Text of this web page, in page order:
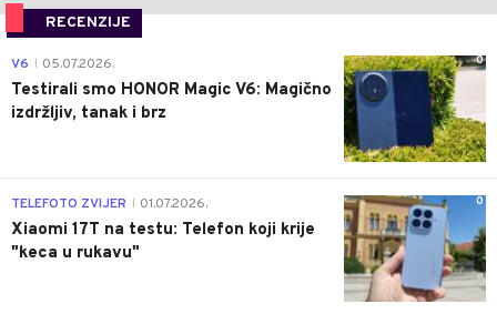
RECENZIJE
0
V6 05.07.2026.
Testirali smo HONOR Magic V6: Magično
izdržljiv, tanak i brz
0
TELEFOTO ZVIJER 01.07.2026.
Xiaomi 17T na testu: Telefon koji krije
"keca u rukavu"